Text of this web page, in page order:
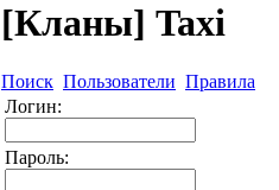
[Кланы] Taxi
Поиск Пользователи Правила
Логин:
Пароль: